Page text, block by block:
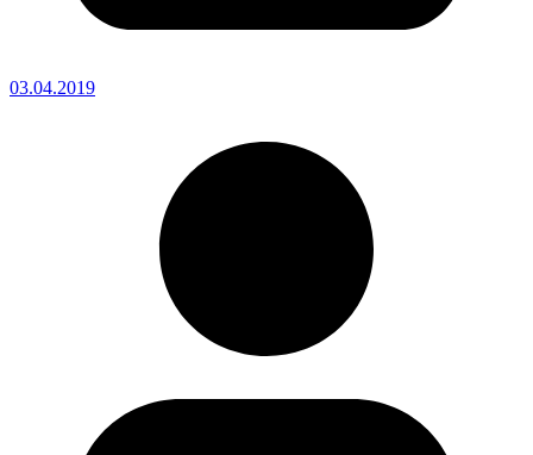
03.04.2019